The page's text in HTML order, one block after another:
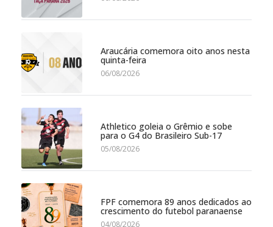
Araucária comemora oito anos nesta
quinta-feira
06/08/2026
Athletico goleia o Grêmio e sobe
para o G4 do Brasileiro Sub-17
05/08/2026
FPF comemora 89 anos dedicados ao
crescimento do futebol paranaense
04/08/2026